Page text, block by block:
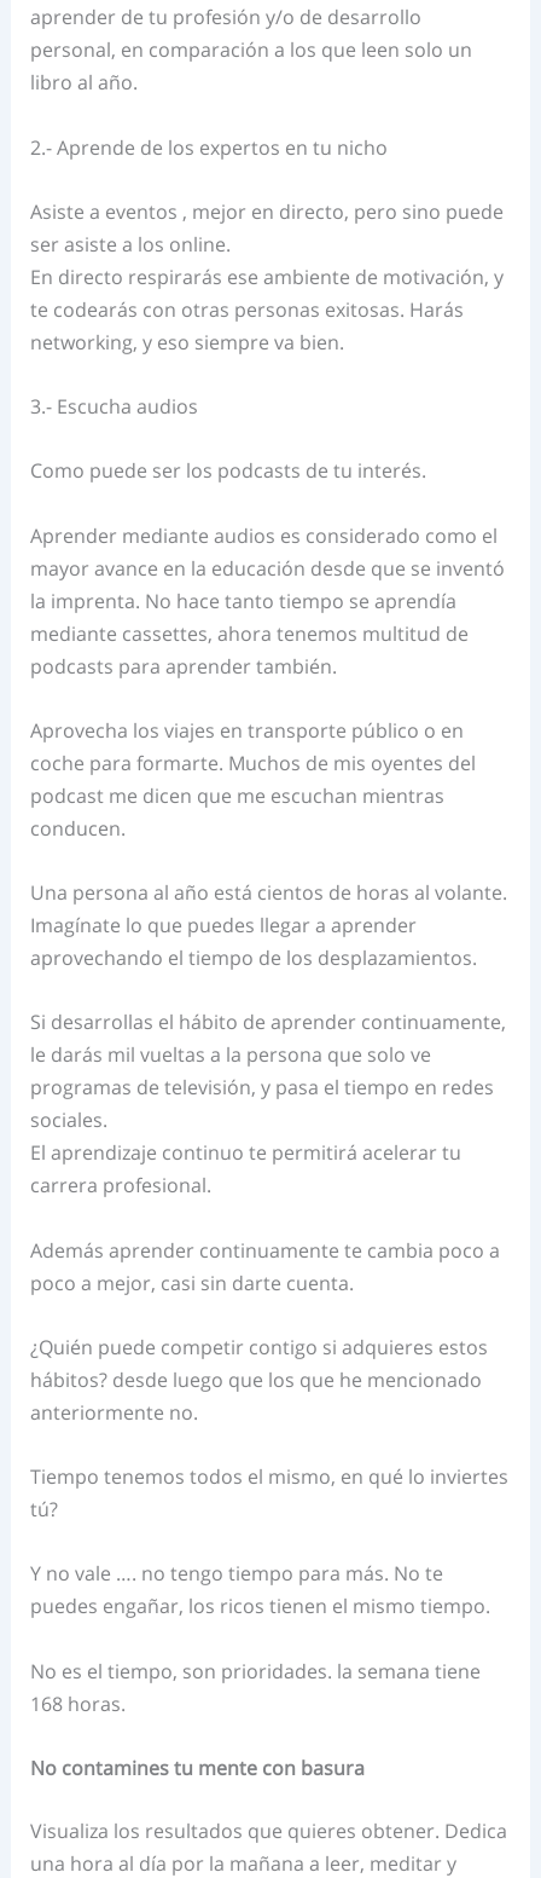
aprender de tu profesión y/o de desarrollo
personal, en comparación a los que leen solo un
libro al año.
2.- Aprende de los expertos en tu nicho
Asiste a eventos , mejor en directo, pero sino puede
ser asiste a los online.
En directo respirarás ese ambiente de motivación, y
te codearás con otras personas exitosas. Harás
networking, y eso siempre va bien.
3.- Escucha audios
Como puede ser los podcasts de tu interés.
Aprender mediante audios es considerado como el
mayor avance en la educación desde que se inventó
la imprenta. No hace tanto tiempo se aprendía
mediante cassettes, ahora tenemos multitud de
podcasts para aprender también.
Aprovecha los viajes en transporte público o en
coche para formarte. Muchos de mis oyentes del
podcast me dicen que me escuchan mientras
conducen.
Una persona al año está cientos de horas al volante.
Imagínate lo que puedes llegar a aprender
aprovechando el tiempo de los desplazamientos.
Si desarrollas el hábito de aprender continuamente,
le darás mil vueltas a la persona que solo ve
programas de televisión, y pasa el tiempo en redes
sociales.
El aprendizaje continuo te permitirá acelerar tu
carrera profesional.
Además aprender continuamente te cambia poco a
poco a mejor, casi sin darte cuenta.
¿Quién puede competir contigo si adquieres estos
hábitos? desde luego que los que he mencionado
anteriormente no.
Tiempo tenemos todos el mismo, en qué lo inviertes
tú?
Y no vale …. no tengo tiempo para más. No te
puedes engañar, los ricos tienen el mismo tiempo.
No es el tiempo, son prioridades. la semana tiene
168 horas.
No contamines tu mente con basura
Visualiza los resultados que quieres obtener. Dedica
una hora al día por la mañana a leer, meditar y